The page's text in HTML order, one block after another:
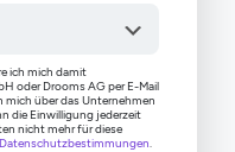
ich mich damit
über das Unternehmen
die Einwilligung jederzeit
nicht mehr für diese
Datenschutzbestimmungen.